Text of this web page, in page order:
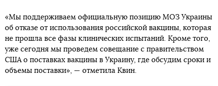
«Мы поддерживаем официальную позицию МОЗ Украины
об отказе от использования российской вакцины, которая
не прошла все фазы клинических испытаний. Кроме того,
уже сегодня мы проведем совещание с правительством
США о поставках вакцины в Украину, где обсудим сроки и
объемы поставки», — отметила Квин.